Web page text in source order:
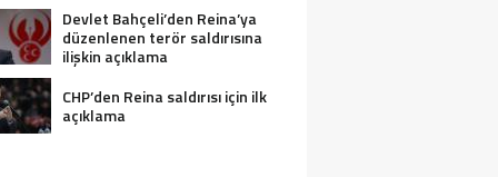
Devlet Bahçeli’den Reina’ya
düzenlenen terör saldırısına
ilişkin açıklama
CHP’den Reina saldırısı için ilk
açıklama